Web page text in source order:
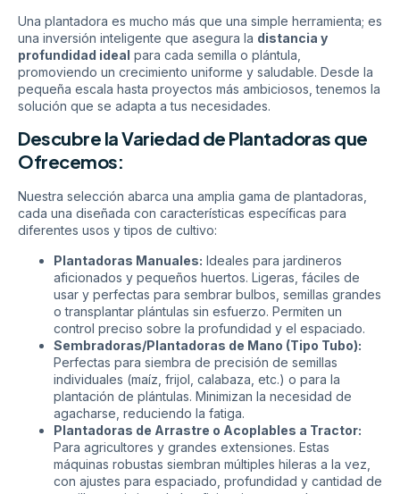
Una plantadora es mucho más que una simple herramienta; es
una inversión inteligente que asegura la distancia y
profundidad ideal para cada semilla o plántula,
promoviendo un crecimiento uniforme y saludable. Desde la
pequeña escala hasta proyectos más ambiciosos, tenemos la
solución que se adapta a tus necesidades.
Descubre la Variedad de Plantadoras que
Ofrecemos:
Nuestra selección abarca una amplia gama de plantadoras,
cada una diseñada con características específicas para
diferentes usos y tipos de cultivo:
Plantadoras Manuales: Ideales para jardineros
aficionados y pequeños huertos. Ligeras, fáciles de
usar y perfectas para sembrar bulbos, semillas grandes
o transplantar plántulas sin esfuerzo. Permiten un
control preciso sobre la profundidad y el espaciado.
Sembradoras/Plantadoras de Mano (Tipo Tubo):
Perfectas para siembra de precisión de semillas
individuales (maíz, frijol, calabaza, etc.) o para la
plantación de plántulas. Minimizan la necesidad de
agacharse, reduciendo la fatiga.
Plantadoras de Arrastre o Acoplables a Tractor:
Para agricultores y grandes extensiones. Estas
máquinas robustas siembran múltiples hileras a la vez,
con ajustes para espaciado, profundidad y cantidad de